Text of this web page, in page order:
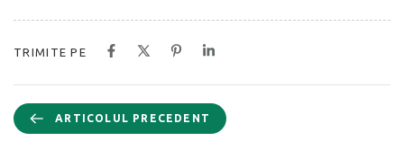
TRIMITE PE
ARTICOLUL PRECEDENT